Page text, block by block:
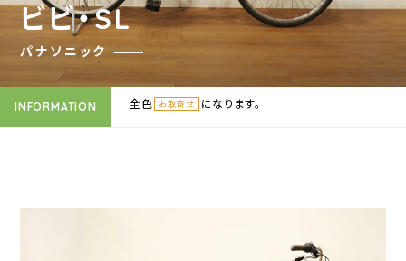
パナソニック
ビビ・SL
INFORMATION 全色 お取寄せ になります。